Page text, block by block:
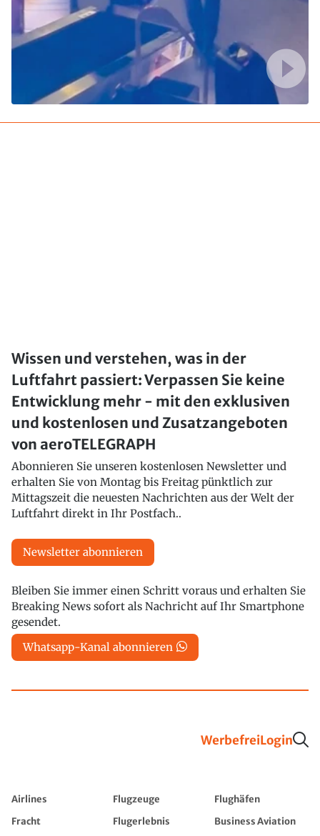
Wissen und verstehen, was in der
Luftfahrt passiert: Verpassen Sie keine
Entwicklung mehr - mit den exklusiven
und kostenlosen und Zusatzangeboten
von aeroTELEGRAPH
Abonnieren Sie unseren kostenlosen Newsletter und
erhalten Sie von Montag bis Freitag pünktlich zur
Mittagszeit die neuesten Nachrichten aus der Welt der
Luftfahrt direkt in Ihr Postfach..
Newsletter abonnieren
Bleiben Sie immer einen Schritt voraus und erhalten Sie
Breaking News sofort als Nachricht auf Ihr Smartphone
gesendet.
Whatsapp-Kanal abonnieren
WerbefreiLogin
Airlines Flugzeuge
Flughäfen
Fracht
Flugerlebnis
Business Aviation